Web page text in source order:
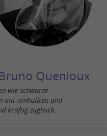
Quenioux
wie schwarze
mit umhüllten und
kräftig zugleich.